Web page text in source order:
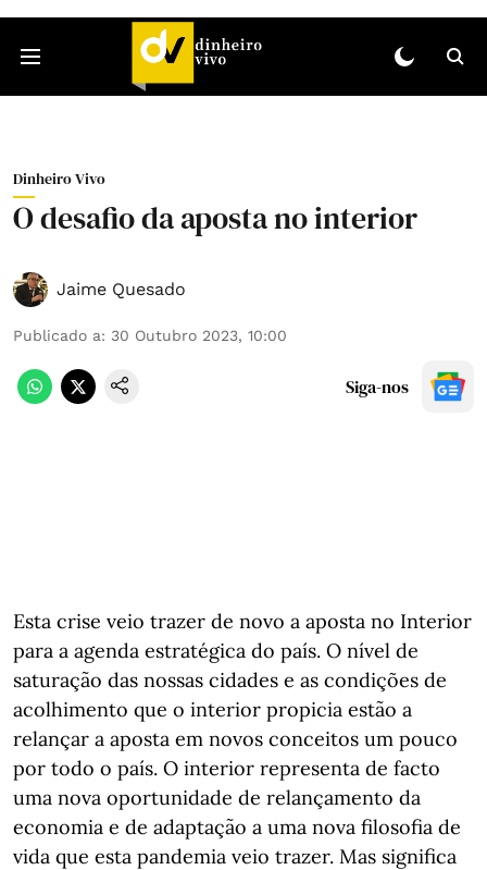
Dinheiro Vivo
O desafio da aposta no interior
Jaime Quesado
Publicado a: 30 Outubro 2023, 10:00
Siga-nos
Esta crise veio trazer de novo a aposta no Interior
para a agenda estratégica do país. O nível de
saturação das nossas cidades e as condições de
acolhimento que o interior propicia estão a
relançar a aposta em novos conceitos um pouco
por todo o país. O interior representa de facto
uma nova oportunidade de relançamento da
economia e de adaptação a uma nova filosofia de
vida que esta pandemia veio trazer. Mas significa